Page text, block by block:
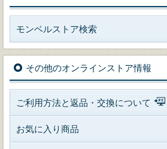
モンベルストア検索
その他のオンラインストア情報
ご利用方法と返品・交換について
お気に入り商品